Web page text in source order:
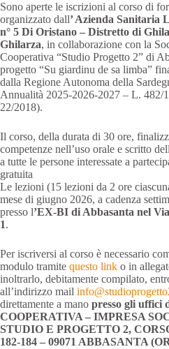
Sono aperte le iscrizioni al corso di
organizzato dall’ Azienda Sanitaria
n° 5 Di Oristano – Distretto di
Ghilarza, in collaborazione con la
Cooperativa “Studio Progetto 2” di
progetto “Su giardinu de sa limba”
dalla Regione Autonoma della
Annualità 2025-2026-2027 – L. 482/
22/2018).
Il corso, della durata di 30 ore,
competenze nell’uso orale e scritto
a tutte le persone interessate a
gratuita
Le lezioni (15 lezioni da 2 ore
mese di giugno 2026, a cadenza
presso l’EX-BI di Abbasanta nel
1.
Per iscriversi al corso è necessario
modulo tramite questo link o in
inoltrarlo, debitamente compilato,
all’indirizzo mail
direttamente a mano presso gli uffici
COOPERATIVA – IMPRESA
STUDIO E PROGETTO 2,
182-184 – 09071 ABBASANTA